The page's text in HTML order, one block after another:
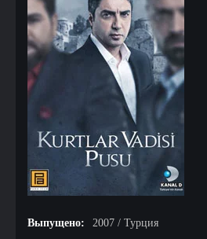
Выпущено:
2007 / Турция